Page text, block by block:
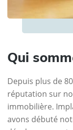
Qui
Depuis plus de
réputation sur
immobilière.
avons débuté